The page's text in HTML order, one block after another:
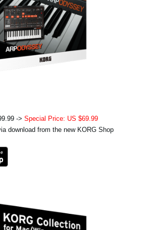
-> Special Price: US $69.99
download from the new KORG Shop